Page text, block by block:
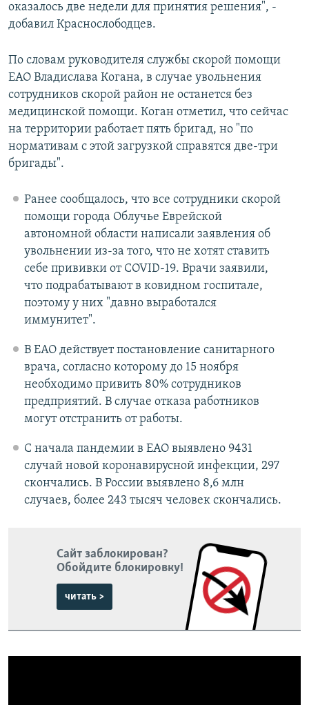
оказалось две недели для принятия решения", -
добавил Краснослободцев.
По словам руководителя службы скорой помощи
ЕАО Владислава Когана, в случае увольнения
сотрудников скорой район не останется без
медицинской помощи. Коган отметил, что сейчас
на территории работает пять бригад, но "по
нормативам с этой загрузкой справятся две-три
бригады".
Ранее сообщалось, что все сотрудники скорой
помощи города Облучье Еврейской
автономной области написали заявления об
увольнении из-за того, что не хотят ставить
себе прививки от COVID-19. Врачи заявили,
что подрабатывают в ковидном госпитале,
поэтому у них "давно выработался
иммунитет".
В ЕАО действует постановление санитарного
врача, согласно которому до 15 ноября
необходимо привить 80% сотрудников
предприятий. В случае отказа работников
могут отстранить от работы.
С начала пандемии в ЕАО выявлено 9431
случай новой коронавирусной инфекции, 297
скончались. В России выявлено 8,6 млн
случаев, более 243 тысяч человек скончались.
Сайт заблокирован?
Обойдите блокировку!
читать >